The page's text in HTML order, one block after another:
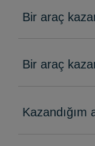
Bir araç
Bir araç
Kazandığım